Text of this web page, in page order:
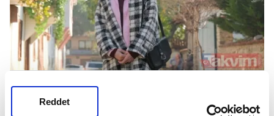
Reddet